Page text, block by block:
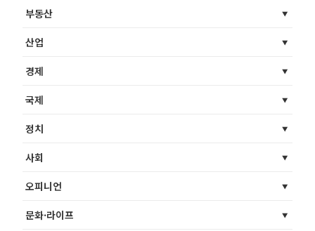
부동산
산업
경제
국제
정치
사회
오피니언
문화·라이프